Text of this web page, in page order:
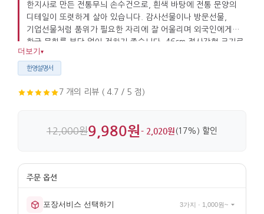
한지사로 만든 전통무늬 손수건으로, 흰색 바탕에 전통 문양의
디테일이 또렷하게 살아 있습니다. 감사선물이나 방문선물,
기업선물처럼 품위가 필요한 자리에 잘 어울리며 외국인에게
한국 문화를 부담 없이 전하기 좋습니다. 46cm 정사각형 크기로
실사용도 편리합니다.
더보기 ▾
한영설명서
7 개의 리뷰 ( 4.7 / 5 점)
12,000원9,980원- 2,020원 (17%) 할인
포장서비스 선택하기 3가지 · 1,000원~